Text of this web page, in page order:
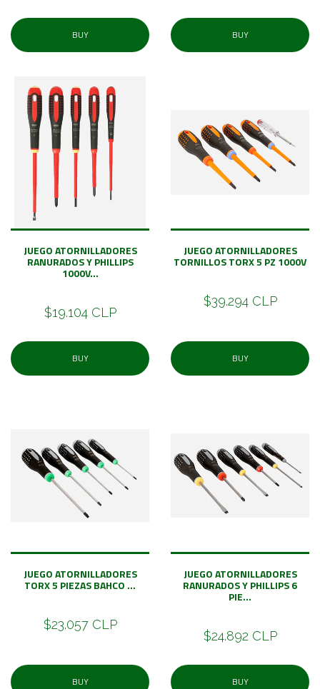
BUY BUY
JUEGO ATORNILLADORES
RANURADOS Y PHILLIPS
1000V...
$19.104 CLP
BUY
JUEGO ATORNILLADORES
TORNILLOS TORX 5 PZ 1000V
$39.294 CLP
BUY
JUEGO ATORNILLADORES
TORX 5 PIEZAS BAHCO ...
$23.057 CLP
BUY
JUEGO ATORNILLADORES
RANURADOS Y PHILLIPS 6
PIE...
$24.892 CLP
BUY